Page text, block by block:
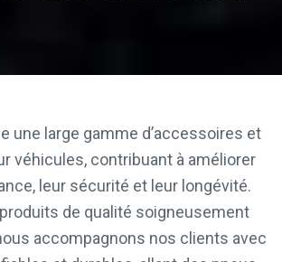
une large gamme d’accessoires et
véhicules, contribuant à améliorer
leur sécurité et leur longévité.
de qualité soigneusement
accompagnons nos clients avec